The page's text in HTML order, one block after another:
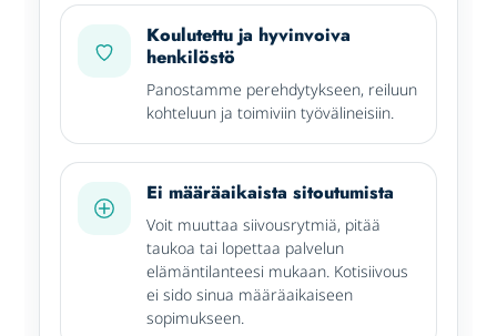
Koulutettu ja hyvinvoiva
henkilöstö
Panostamme perehdytykseen, reiluun
kohteluun ja toimiviin työvälineisiin.
Ei määräaikaista sitoutumista
Voit muuttaa siivousrytmiä, pitää
taukoa tai lopettaa palvelun
elämäntilanteesi mukaan. Kotisiivous
ei sido sinua määräaikaiseen
sopimukseen.